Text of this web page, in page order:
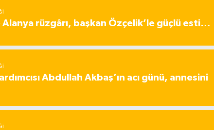
Alanya rüzgârı, başkan Özçelik’le güçlü esti…
Abdullah Akbaş’ın acı günü, annesini